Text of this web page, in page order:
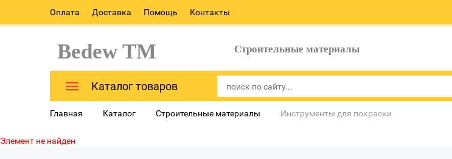
Оплата Доставка Помощь Контакты
Bedew TM Строительные материалы
Каталог товаров
Главная Каталог Строительные материалы Инструменты для покраски
Элемент не найден